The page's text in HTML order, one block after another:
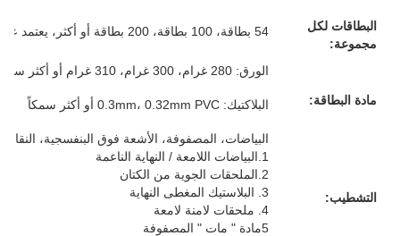
البطاقات لكل
مجموعة:
54 بطاقة، 100 بطاقة، 200 بطاقة أو أكثر، يعتمد على متطلباتك
مادة البطاقة:
الورق: 280 غرام، 300 غرام، 310 غرام أو أكثر سمكا، الرمادي/الأبيض/الأزرق/الأسود، كل شيء لك
البلاكتيك: 0.3mm، 0.32mm PVC أو أكثر سمكاً
التشطيب:
البياضات، المصفوفة، الأشعة فوق البنفسجية،
1.البياضات اللامعة / النهاية الناعمة
2.الملحقات الجوية من الكتان
3. البلاستيك المغطى النهاية
4. ملحقات لامنة لامعة
5مادة " مات " المصفوفة